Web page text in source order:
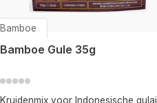
Bamboe
Bamboe Gule 35g
Kruidenmix voor Indonesische gulai